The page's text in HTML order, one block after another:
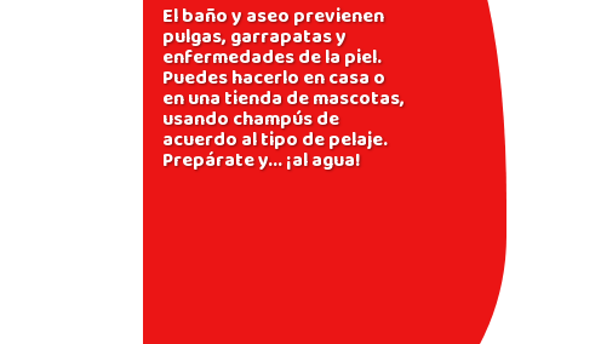
El baño y aseo previenen
pulgas, garrapatas y
enfermedades de la piel.
Puedes hacerlo en casa o
en una tienda de mascotas,
usando champús de
acuerdo al tipo de pelaje.
Prepárate y... ¡al agua!